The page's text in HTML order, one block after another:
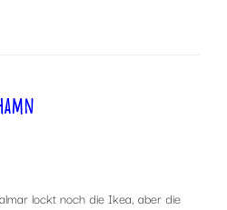
lockt noch die Ikea, aber die